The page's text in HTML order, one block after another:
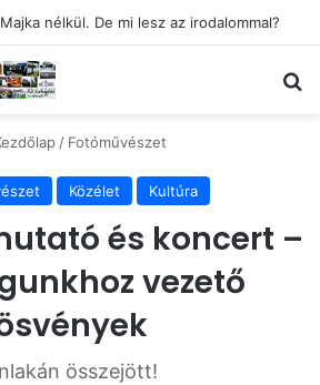
augusztusi száma
/ Fotóművészet
Közélet Kultúra
és koncert –
vezető
összejött!